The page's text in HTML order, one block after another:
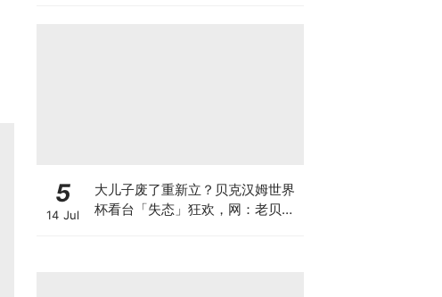
5
14 Jul
大儿子废了重新立？贝克汉姆世界
杯看台「失态」狂欢，网：老贝恨